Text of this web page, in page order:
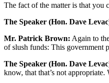
The fact of the matter is that you
The Speaker (Hon. Dave
Mr. Patrick Brown: Again to
of slush funds: This government
The Speaker (Hon. Dave
know, that that’s not appropriate.